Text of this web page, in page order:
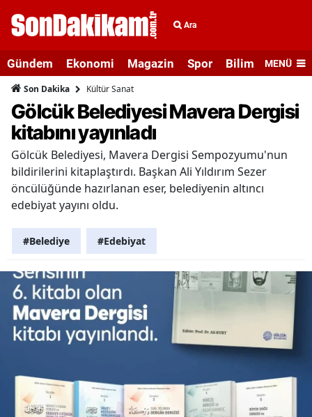
Ara
Gündem Ekonomi Magazin Spor Bilim veMENÜ
Son Dakika Kültür Sanat
Gölcük Belediyesi Mavera Dergisi
kitabını yayınladı
Gölcük Belediyesi, Mavera Dergisi Sempozyumu'nun
bildirilerini kitaplaştırdı. Başkan Ali Yıldırım Sezer
öncülüğünde hazırlanan eser, belediyenin altıncı
edebiyat yayını oldu.
#Belediye #Edebiyat